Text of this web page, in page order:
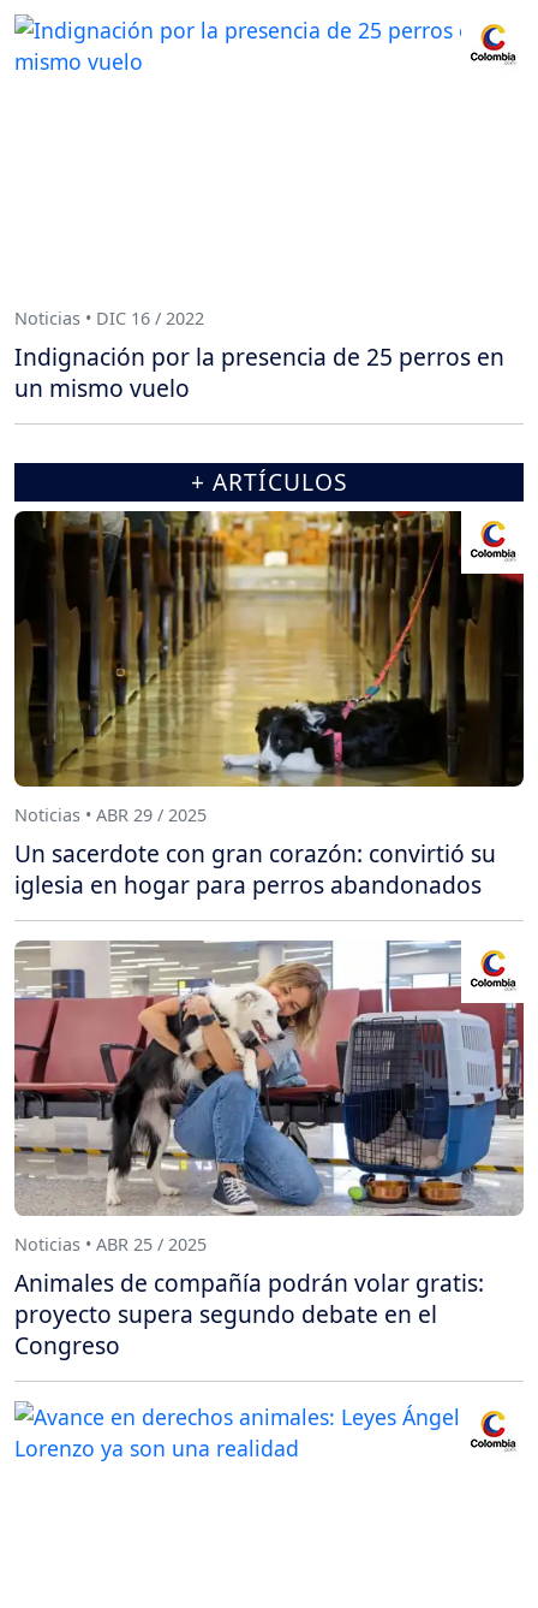
Noticias • DIC 16 / 2022
Indignación por la presencia de 25 perros en
un mismo vuelo
+ ARTÍCULOS
Noticias • ABR 29 / 2025
Un sacerdote con gran corazón: convirtió su
iglesia en hogar para perros abandonados
Noticias • ABR 25 / 2025
Animales de compañía podrán volar gratis:
proyecto supera segundo debate en el
Congreso